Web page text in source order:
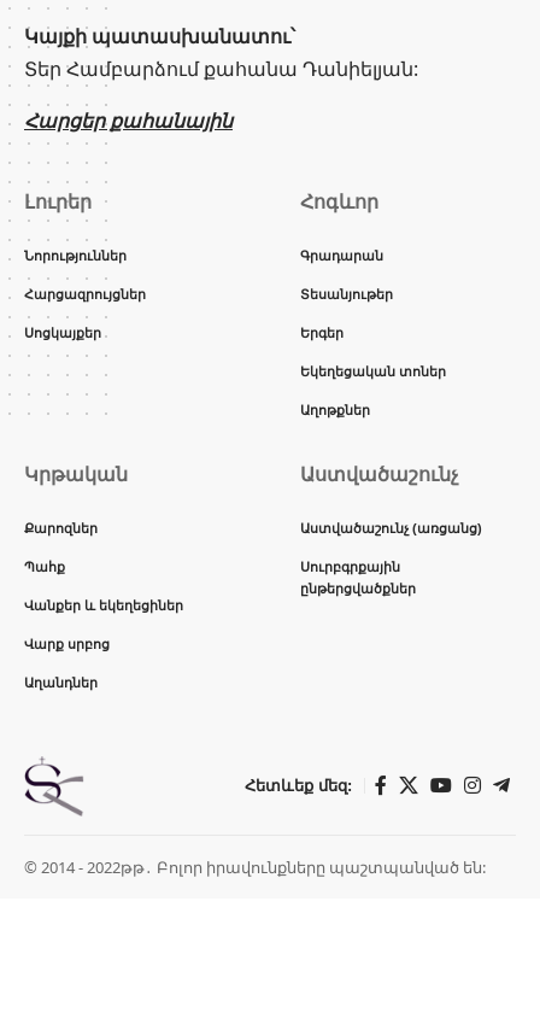
Կայքի պատասխանատու՝
Տեր Համբարձում քահանա Դանիելյան:
Հարցեր քահանային
Լուրեր
Նորություններ
Հարցազրույցներ
Սոցկայքեր
Հոգևոր
Գրադարան
Տեսանյութեր
Երգեր
Եկեղեցական տոներ
Աղոթքներ
Կրթական
Քարոզներ
Պահք
Վանքեր և եկեղեցիներ
Վարք սրբոց
Աղանդներ
Աստվածաշունչ
Աստվածաշունչ (առցանց)
Սուրբգրքային
ընթերցվածքներ
Հետևեք մեզ:
© 2014 - 2022թթ․ Բոլոր իրավունքները պաշտպանված են: